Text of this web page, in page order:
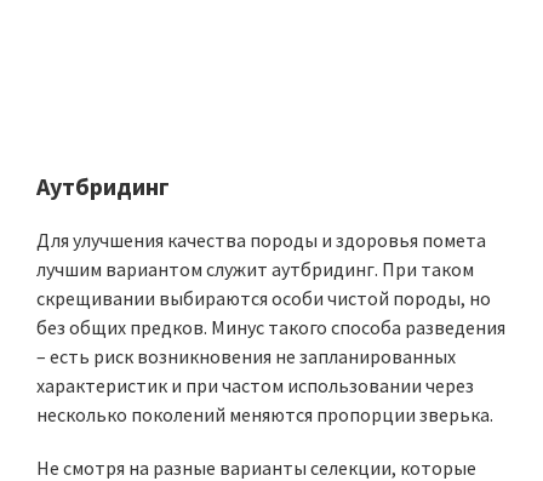
Аутбридинг
Для улучшения качества породы и здоровья помета
лучшим вариантом служит аутбридинг. При таком
скрещивании выбираются особи чистой породы, но
без общих предков. Минус такого способа разведения
– есть риск возникновения не запланированных
характеристик и при частом использовании через
несколько поколений меняются пропорции зверька.
Не смотря на разные варианты селекции, которые